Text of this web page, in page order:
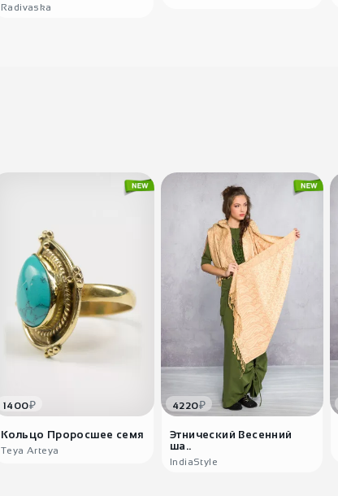
Radivaska
1400₽
Кольцо Проросшее семя
Teya Arteya
4220₽
Этнический Весенний
ша..
IndiaStyle